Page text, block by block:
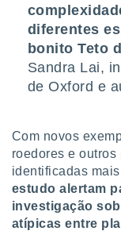
diferentes
bonito Teto
Sandra Lai,
de Oxford e
Com novos
roedores e outros
identificadas
estudo alertam
investigação
atípicas entre